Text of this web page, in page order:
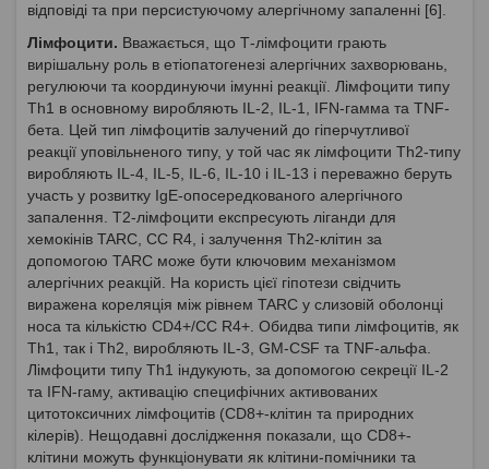
відповіді та при персистуючому алергічному запаленні [6].
Лімфоцити. Вважається, що Т-лімфоцити грають
вирішальну роль в етіопатогенезі алергічних захворювань,
регулюючи та координуючи імунні реакції. Лімфоцити типу
Th1 в основному виробляють IL-2, IL-1, IFN-гамма та TNF-
бета. Цей тип лімфоцитів залучений до гіперчутливої
реакції уповільненого типу, у той час як лімфоцити Th2-типу
виробляють IL-4, IL-5, IL-6, IL-10 і IL-13 і переважно беруть
участь у розвитку IgE-опосередкованого алергічного
запалення. Т2-лімфоцити експресують ліганди для
хемокінів TARC, CC R4, і залучення Th2-клітин за
допомогою TARC може бути ключовим механізмом
алергічних реакцій. На користь цієї гіпотези свідчить
виражена кореляція між рівнем TARC у слизовій оболонці
носа та кількістю CD4+/CC R4+. Обидва типи лімфоцитів, як
Th1, так і Th2, виробляють IL-3, GM-CSF та TNF-альфа.
Лімфоцити типу Th1 індукують, за допомогою секреції IL-2
та IFN-гаму, активацію специфічних активованих
цитотоксичних лімфоцитів (CD8+-клітин та природних
кілерів). Нещодавні дослідження показали, що CD8+-
клітини можуть функціонувати як клітини-помічники та